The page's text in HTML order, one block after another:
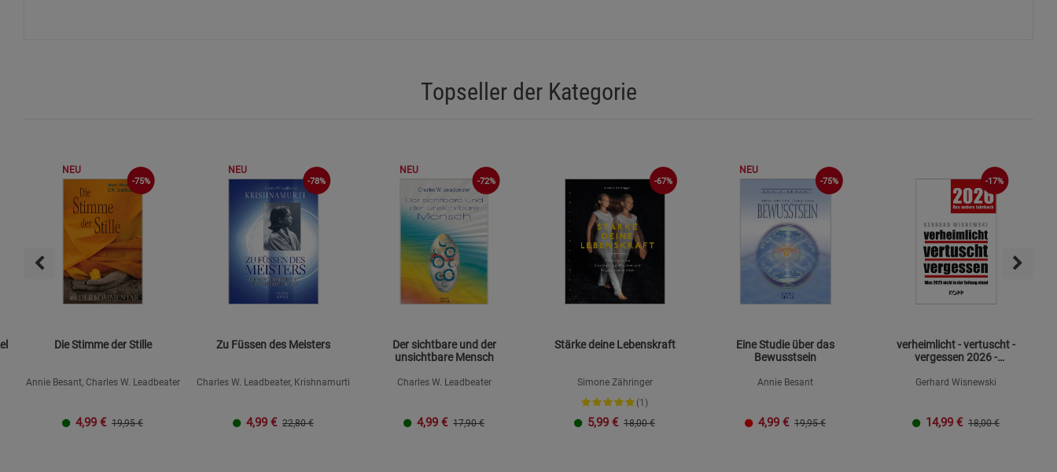
Topseller der Kategorie
NEU
-75%
Die Stimme der Stille
Annie Besant, Charles W. Leadbeater
4,99 € 19,95 €
NEU
-78%
Zu Füssen des Meisters
Charles W. Leadbeater, Krishnamurti
4,99 € 22,80 €
NEU
-72%
Der sichtbare und der
unsichtbare Mensch
Charles W. Leadbeater
4,99 € 17,90 €
-67%
Stärke deine Lebenskraft
Simone Zähringer
(1)
5,99 € 18,00 €
NEU
-75%
Eine Studie über das
Bewusstsein
Annie Besant
4,99 € 19,95 €
-17%
verheimlicht - vertuscht -
vergessen 2026 -
Gerhard Wisnewski
14,99 € 18,00 €
Beschreibung Funktionale Cookies
Statistik Cookies (2)
Beschreibung Statistik Cookies
Cookie-Informationen anzeigen
Marketing Cookies (3) Marketing Cookies
Beschreibung Marketing Cookies
Datenschutzerklärung Impressum